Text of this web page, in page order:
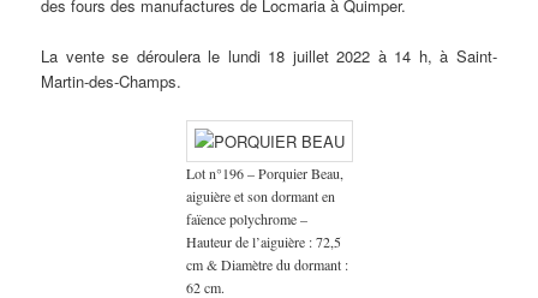
des fours des manufactures de Locmaria à Quimper.
La vente se déroulera le lundi 18 juillet 2022 à 14 h, à Saint-
Martin-des-Champs.
Lot n°196 – Porquier Beau,
aiguière et son dormant en
faïence polychrome –
Hauteur de l’aiguière : 72,5
cm & Diamètre du dormant :
62 cm.